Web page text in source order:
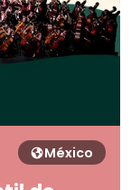
México